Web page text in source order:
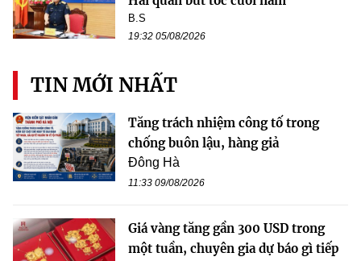
B.S
19:32 05/08/2026
TIN MỚI NHẤT
Tăng trách nhiệm công tố trong
chống buôn lậu, hàng giả
Đông Hà
11:33 09/08/2026
Giá vàng tăng gần 300 USD trong
một tuần, chuyên gia dự báo gì tiếp